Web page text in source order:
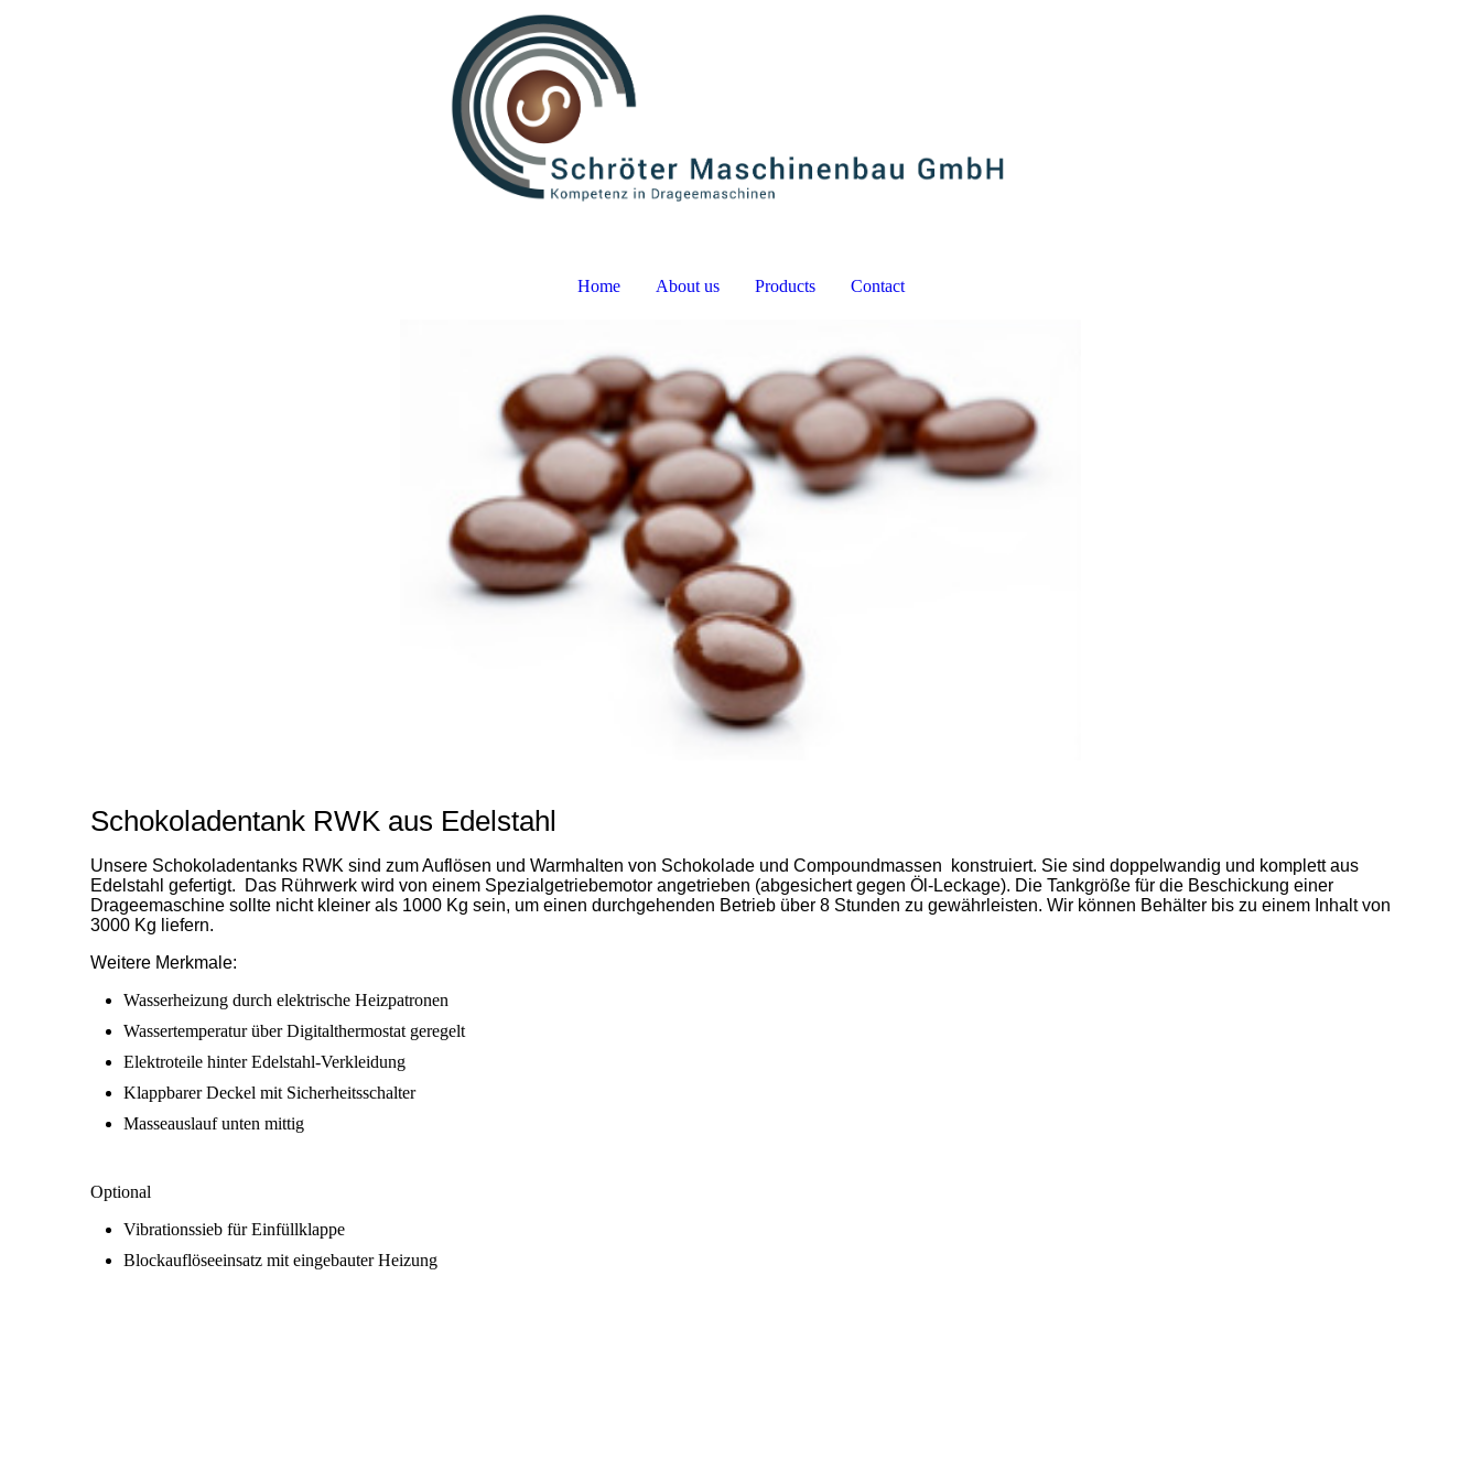
Home About us Products Contact
Schokoladentank RWK aus Edelstahl
Unsere Schokoladentanks RWK sind zum Auflösen und Warmhalten von Schokolade und Compoundmassen konstruiert. Sie sind doppelwandig und komplett aus
Edelstahl gefertigt. Das Rührwerk wird von einem Spezialgetriebemotor angetrieben (abgesichert gegen Öl-Leckage). Die Tankgröße für die Beschickung einer
Drageemaschine sollte nicht kleiner als 1000 Kg sein, um einen durchgehenden Betrieb über 8 Stunden zu gewährleisten. Wir können Behälter bis zu einem Inhalt von
3000 Kg liefern.
Weitere Merkmale:
Wasserheizung durch elektrische Heizpatronen
Wassertemperatur über Digitalthermostat geregelt
Elektroteile hinter Edelstahl-Verkleidung
Klappbarer Deckel mit Sicherheitsschalter
Masseauslauf unten mittig
Optional
Vibrationssieb für Einfüllklappe
Blockauflöseeinsatz mit eingebauter Heizung